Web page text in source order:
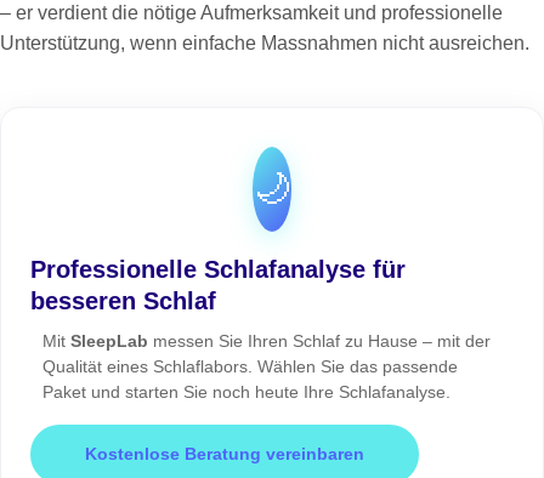
– er verdient die nötige Aufmerksamkeit und professionelle
Unterstützung, wenn einfache Massnahmen nicht ausreichen.
🌙
Professionelle Schlafanalyse für
besseren Schlaf
Mit SleepLab messen Sie Ihren Schlaf zu Hause – mit der
Qualität eines Schlaflabors. Wählen Sie das passende
Paket und starten Sie noch heute Ihre Schlafanalyse.
Kostenlose Beratung vereinbaren